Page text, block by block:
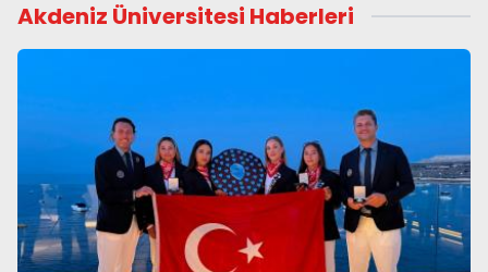
Akdeniz Üniversitesi Haberleri